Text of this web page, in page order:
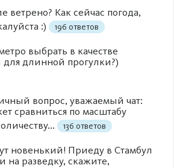
ветрено? Как сейчас погода,
:)
196 ответов
выбрать в качестве
для длинной прогулки?)
вопрос, уважаемый чат:
сравниться по масштабу
136 ответов
новенький! Приеду в Стамбул
на разведку, скажите,